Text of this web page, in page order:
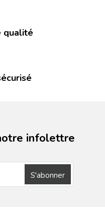
qualité
infolettre
S'abonner